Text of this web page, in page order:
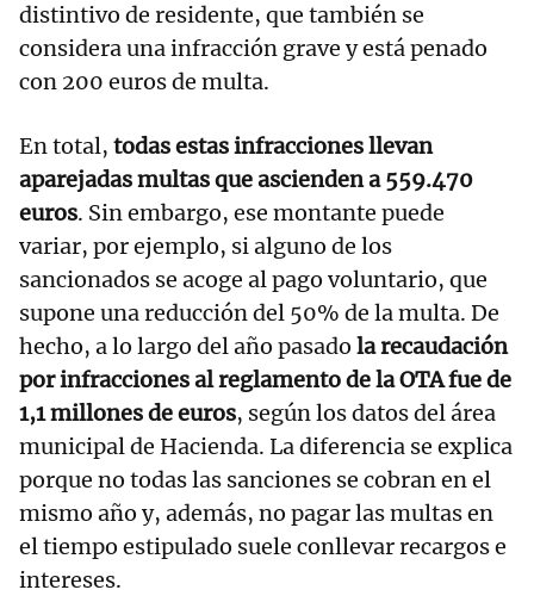
distintivo de residente, que también se
considera una infracción grave y está penado
con 200 euros de multa.
En total, todas estas infracciones llevan
aparejadas multas que ascienden a 559.470
euros. Sin embargo, ese montante puede
variar, por ejemplo, si alguno de los
sancionados se acoge al pago voluntario, que
supone una reducción del 50% de la multa. De
hecho, a lo largo del año pasado la recaudación
por infracciones al reglamento de la OTA fue de
1,1 millones de euros, según los datos del área
municipal de Hacienda. La diferencia se explica
porque no todas las sanciones se cobran en el
mismo año y, además, no pagar las multas en
el tiempo estipulado suele conllevar recargos e
intereses.